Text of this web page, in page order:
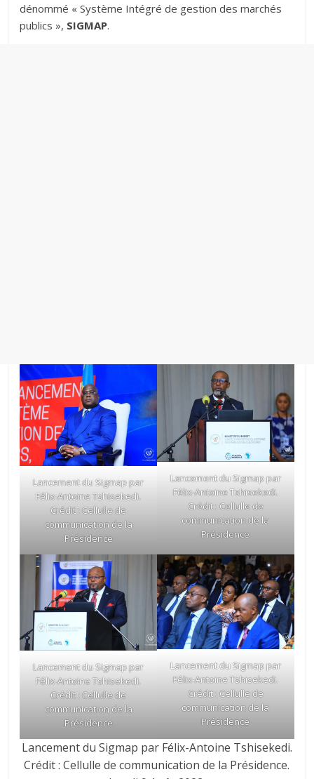
dénommé « Système Intégré de gestion des marchés
publics », SIGMAP.
Lancement du Sigmap par
Félix-Antoine Tshisekedi.
Crédit : Cellulle de
communication de la
Présidence
Lancement du Sigmap par
Félix-Antoine Tshisekedi.
Crédit : Cellulle de
communication de la
Présidence
Lancement du Sigmap par
Félix-Antoine Tshisekedi.
Crédit : Cellulle de
communication de la
Présidence
Lancement du Sigmap par
Félix-Antoine Tshisekedi.
Crédit : Cellulle de
communication de la
Présidence
Lancement du Sigmap par Félix-Antoine Tshisekedi.
Crédit : Cellulle de communication de la Présidence.